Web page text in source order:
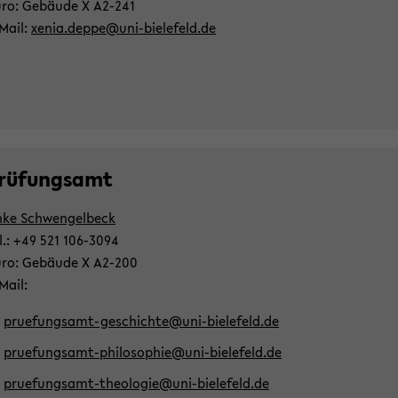
Ge­bäu­de X A2-​241
xenia.deppe@uni-​bielefeld.de
Schwen­gel­beck
+49 521 106-​3094
Ge­bäu­de X A2-​200
pruefungsamt-​geschichte@uni-​bielefeld.de
pruefungsamt-​philosophie@uni-​bielefeld.de
pruefungsamt-​theologie@uni-​bielefeld.de